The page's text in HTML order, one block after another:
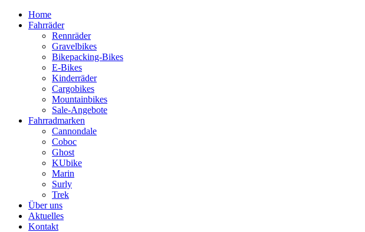
Home
Fahrräder
Rennräder
Gravelbikes
Bikepacking-Bikes
E-Bikes
Kinderräder
Cargobikes
Mountainbikes
Sale-Angebote
Fahrradmarken
Cannondale
Coboc
Ghost
KUbike
Marin
Surly
Trek
Über uns
Aktuelles
Kontakt